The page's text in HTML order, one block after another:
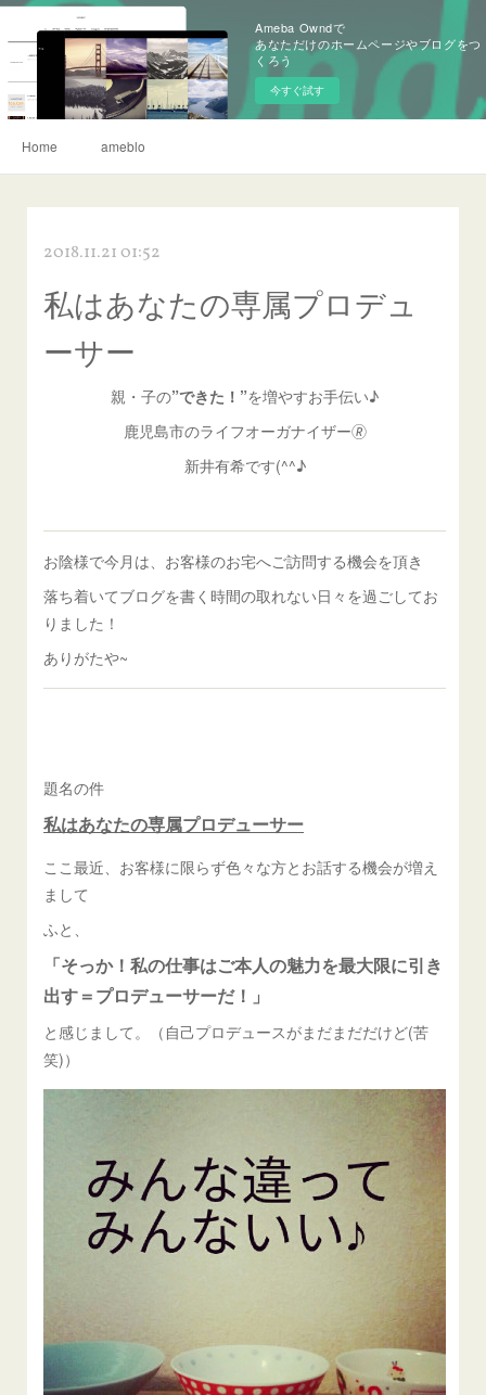
Ameba Owndで
あなただけのホームページやブログをつ
くろう
今すぐ試す
Home ameblo
2018.11.21 01:52
私はあなたの専属プロデュ
ーサー
親・子の”できた！”を増やすお手伝い♪
鹿児島市のライフオーガナイザー🄬
新井有希です(^^♪
お陰様で今月は、お客様のお宅へご訪問する機会を頂き
落ち着いてブログを書く時間の取れない日々を過ごしてお
りました！
ありがたや~
題名の件
私はあなたの専属プロデューサー
ここ最近、お客様に限らず色々な方とお話する機会が増え
まして
ふと、
「そっか！私の仕事はご本人の魅力を最大限に引き
出す＝プロデューサーだ！」
と感じまして。（自己プロデュースがまだまだだけど(苦
笑)）